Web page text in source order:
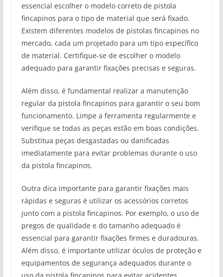
essencial escolher o modelo correto de pistola
fincapinos para o tipo de material que será fixado.
Existem diferentes modelos de pistolas fincapinos no
mercado, cada um projetado para um tipo específico
de material. Certifique-se de escolher o modelo
adequado para garantir fixações precisas e seguras.
Além disso, é fundamental realizar a manutenção
regular da pistola fincapinos para garantir o seu bom
funcionamento. Limpe a ferramenta regularmente e
verifique se todas as peças estão em boas condições.
Substitua peças desgastadas ou danificadas
imediatamente para evitar problemas durante o uso
da pistola fincapinos.
Outra dica importante para garantir fixações mais
rápidas e seguras é utilizar os acessórios corretos
junto com a pistola fincapinos. Por exemplo, o uso de
pregos de qualidade e do tamanho adequado é
essencial para garantir fixações firmes e duradouras.
Além disso, é importante utilizar óculos de proteção e
equipamentos de segurança adequados durante o